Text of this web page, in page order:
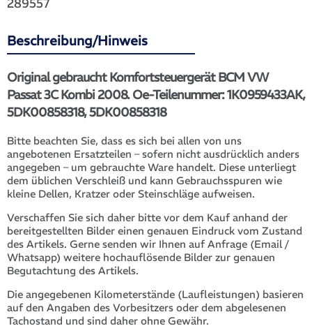
Beschreibung/Hinweis
Original gebraucht Komfortsteuergerät BCM VW
Passat 3C Kombi 2008. Oe-Teilenummer: 1K0959433AK,
5DK00858318, 5DK00858318
Bitte beachten Sie, dass es sich bei allen von uns
angebotenen Ersatzteilen – sofern nicht ausdrücklich anders
angegeben – um gebrauchte Ware handelt. Diese unterliegt
dem üblichen Verschleiß und kann Gebrauchsspuren wie
kleine Dellen, Kratzer oder Steinschläge aufweisen.
Verschaffen Sie sich daher bitte vor dem Kauf anhand der
bereitgestellten Bilder einen genauen Eindruck vom Zustand
des Artikels. Gerne senden wir Ihnen auf Anfrage (Email /
Whatsapp) weitere hochauflösende Bilder zur genauen
Begutachtung des Artikels.
Die angegebenen Kilometerstände (Laufleistungen) basieren
auf den Angaben des Vorbesitzers oder dem abgelesenen
Tachostand und sind daher ohne Gewähr.